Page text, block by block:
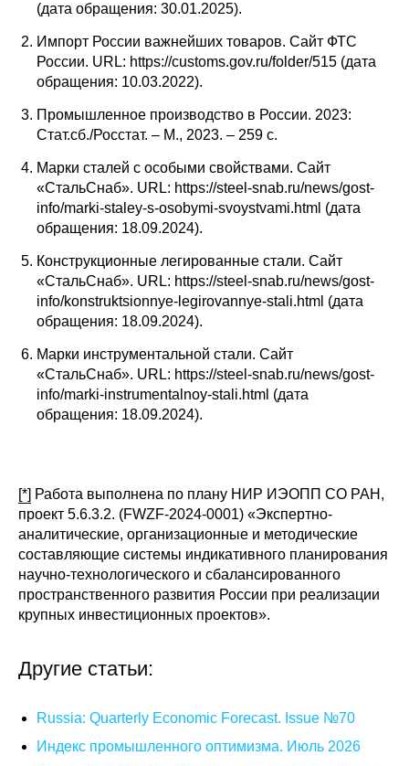
(дата обращения: 30.01.2025).
Импорт России важнейших товаров. Сайт ФТС
России. URL: https://customs.gov.ru/folder/515 (дата
обращения: 10.03.2022).
Промышленное производство в России. 2023:
Стат.сб./Росстат. – М., 2023. – 259 c.
Марки сталей с особыми свойствами. Сайт
«СтальСнаб». URL: https://steel-snab.ru/news/gost-
info/marki-staley-s-osobymi-svoystvami.html (дата
обращения: 18.09.2024).
Конструкционные легированные стали. Сайт
«СтальСнаб». URL: https://steel-snab.ru/news/gost-
info/konstruktsionnye-legirovannye-stali.html (дата
обращения: 18.09.2024).
Марки инструментальной стали. Сайт
«СтальСнаб». URL: https://steel-snab.ru/news/gost-
info/marki-instrumentalnoy-stali.html (дата
обращения: 18.09.2024).
[*] Работа выполнена по плану НИР ИЭОПП СО РАН,
проект 5.6.3.2. (FWZF-2024-0001) «Экспертно-
аналитические, организационные и методические
составляющие системы индикативного планирования
научно-технологического и сбалансированного
пространственного развития России при реализации
крупных инвестиционных проектов».
Другие статьи:
Russia: Quarterly Economic Forecast. Issue №70
Индекс промышленного оптимизма. Июль 2026